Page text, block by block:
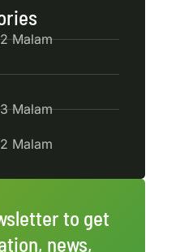
Malam
Malam
Malam
to get
news,